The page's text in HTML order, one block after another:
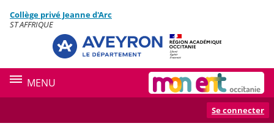
Menu de la rubrique
Contenu
Collège privé Jeanne d'Arc
ST AFFRIQUE
MENU
Se connecter